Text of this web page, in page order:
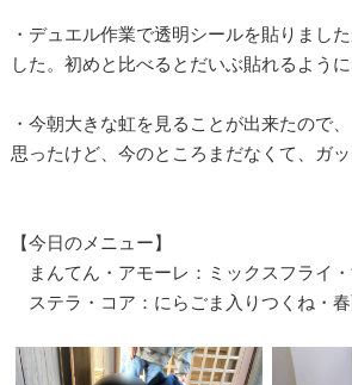
・デュエル作業で透明シールを貼りまし
した。初めと比べるとだいぶ貼れるように
・今朝大きな虹を見ることが出来たので
思ったけど、今のところまだなくて、ガッ
【今日のメニュー】
まんてん・アモーレ：ミックスフライ
ステラ・コア：にらごま入りつくね・